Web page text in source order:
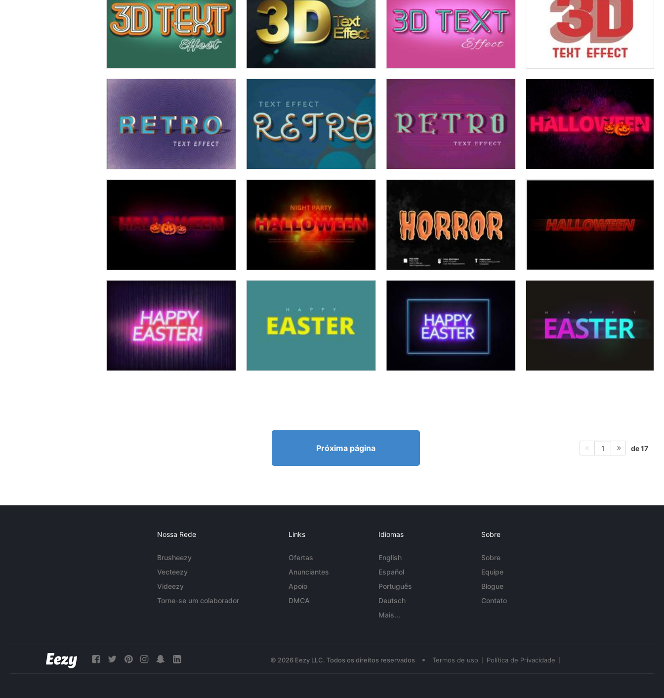
Próxima página 1 de 17
Nossa Rede
Brusheezy
Vecteezy
Videezy
Torne-se um colaborador
Links
Ofertas
Anunciantes
Apoio
DMCA
Idiomas
English
Español
Português
Deutsch
Mais...
Sobre
Sobre
Equipe
Blogue
Contato
© 2026 Eezy LLC. Todos os direitos reservados • Termos de uso Política de Privacidade